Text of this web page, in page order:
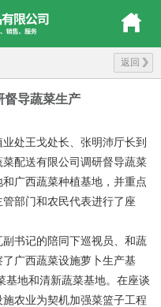
返回
督导蔬菜生产
处王戈处长、张明沛厅长到
配送有限公司调研督导蔬菜
广西蔬菜种植基地，并重点
部门和农民代表进行了座
书记的陪同下巡视员、和蔬
广西蔬菜设施萝卜生产基
基地和清新蔬菜基地。在座谈
农业为契机加强菜篮子工程